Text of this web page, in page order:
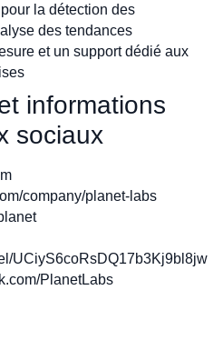
la détection des
des tendances
et un support dédié aux
informations
sociaux
company/planet-labs
UCiyS6coRsDQ17b3Kj9bl8jw
PlanetLabs